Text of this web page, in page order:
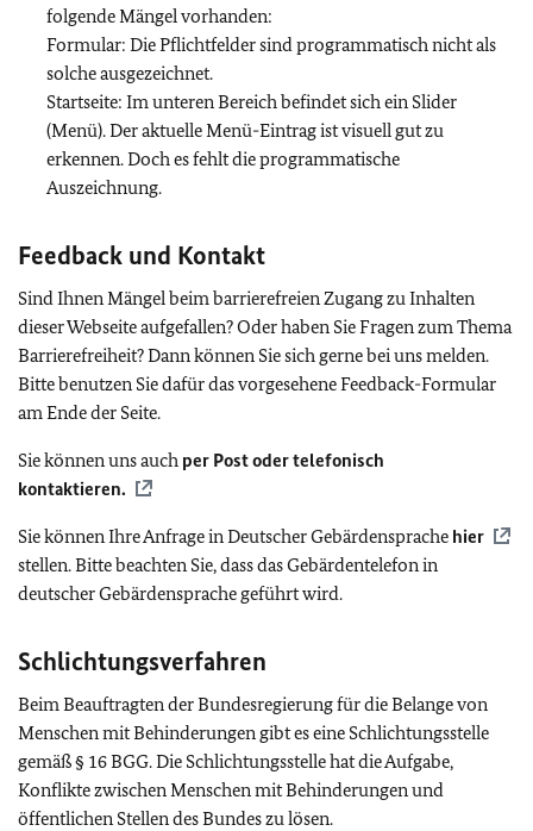
folgende Mängel vorhanden:
Formular: Die Pflichtfelder sind programmatisch nicht als
solche ausgezeichnet.
Startseite: Im unteren Bereich befindet sich ein Slider
(Menü). Der aktuelle Menü-Eintrag ist visuell gut zu
erkennen. Doch es fehlt die programmatische
Auszeichnung.
Feedback und Kontakt
Sind Ihnen Mängel beim barrierefreien Zugang zu Inhalten
dieser Webseite aufgefallen? Oder haben Sie Fragen zum Thema
Barrierefreiheit? Dann können Sie sich gerne bei uns melden.
Bitte benutzen Sie dafür das vorgesehene Feedback-Formular
am Ende der Seite.
Sie können uns auch per Post oder telefonisch
kontaktieren.
Sie können Ihre Anfrage in Deutscher Gebärdensprache hier
stellen. Bitte beachten Sie, dass das Gebärdentelefon in
deutscher Gebärdensprache geführt wird.
Schlichtungsverfahren
Beim Beauftragten der Bundesregierung für die Belange von
Menschen mit Behinderungen gibt es eine Schlichtungsstelle
gemäß § 16 BGG. Die Schlichtungsstelle hat die Aufgabe,
Konflikte zwischen Menschen mit Behinderungen und
öffentlichen Stellen des Bundes zu lösen.